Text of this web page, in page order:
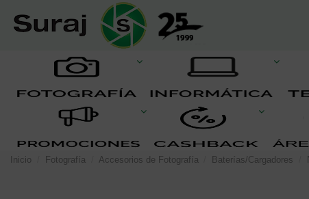
Inicio Fotografía Accesorios de Fotografía Baterías/Cargadores